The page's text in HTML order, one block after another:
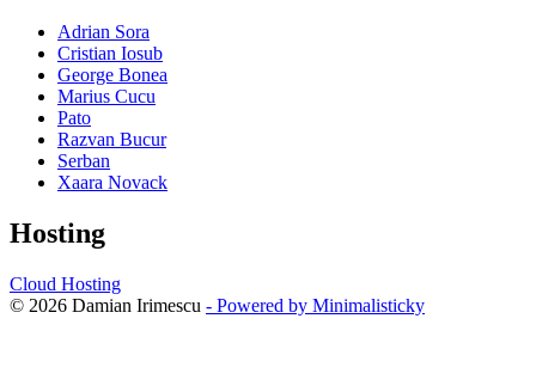
Adrian Sora
Cristian Iosub
George Bonea
Marius Cucu
Pato
Razvan Bucur
Serban
Xaara Novack
Hosting
Cloud Hosting
© 2026 Damian Irimescu - Powered by Minimalisticky